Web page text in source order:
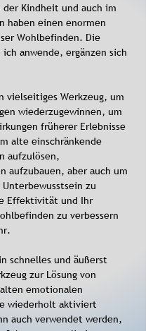
der Kindheit und auch im
haben einen enormen
Wohlbefinden. Die
anwende, ergänzen sich
vielseitiges Werkzeug, um
wiederzugewinnen, um
früherer Erlebnisse
alte einschränkende
aufzulösen,
aufzubauen, aber auch um
zu
Effektivität und Ihr
zu verbessern
schnelles und äußerst
zur Lösung von
emotionalen
wiederholt aktiviert
auch verwendet werden,